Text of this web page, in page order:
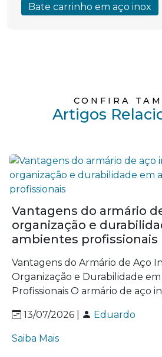
Bate carrinho em aço inox
CONFIRA
Artigos
Vantagens do armário
organização e
ambientes profissionais
Vantagens do Armário de Aço
Organização e Durabilidade
Profissionais O armário de aço
13/07/2026 | Eduardo
Saiba Mais